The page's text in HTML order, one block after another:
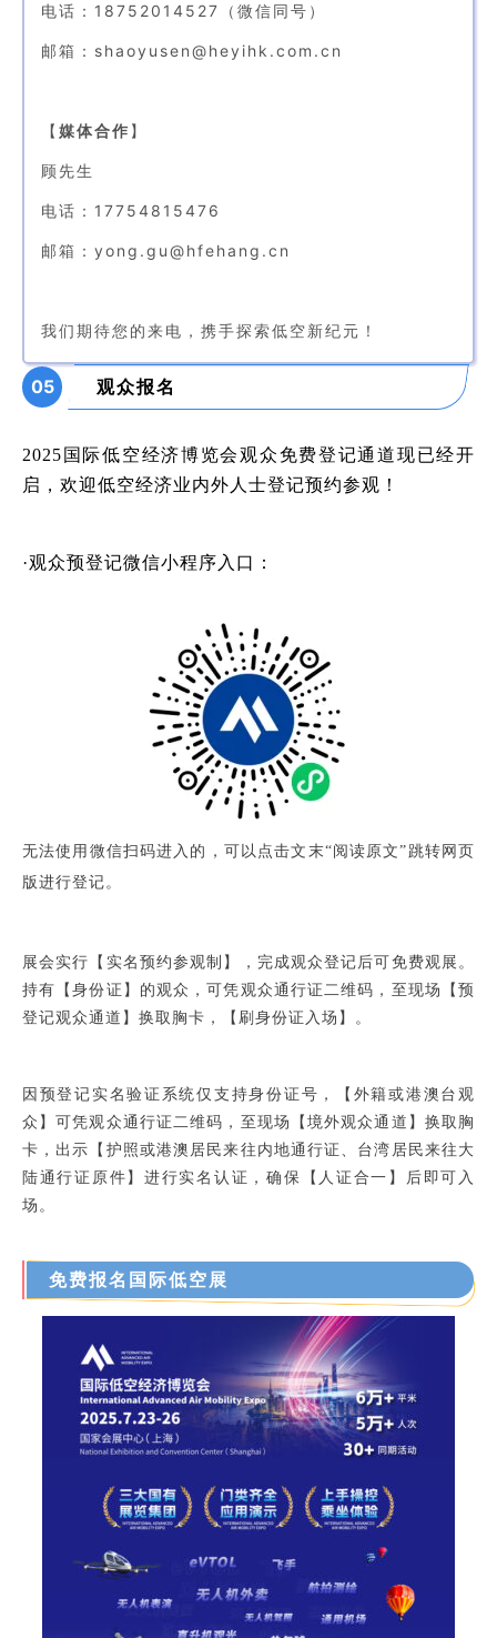
电话：18752014527（微信同号）
邮箱：shaoyusen@heyihk.com.cn
【 媒体合作 】
顾先生
电话：17754815476
邮箱：yong.gu@hfehang.cn
我们期待您的来电，携手探索低空新纪元！
05 观众报名
2025国际低空经济博览会观众免费登记通道现已经开
启，欢迎低空经济业内外人士登记预约参观！
·观众预登记微信小程序入口：
无法使用微信扫码进入的，可以点击文末“阅读原文”跳转网页
版进行登记。
展会实行 【实名预约参观制】，完成观众登记后可免费观展。
持有【身份证】的观众，可凭观众通行证二维码，至现场【预
登记观众通道】换取胸卡，【刷身份证入场】 。
因预登记实名验证系统仅 支持身份证号，
【外籍或港澳台观
众】可凭观众通行证二维码，至现场【境外观众通道】换取胸
卡，出示【护照或港澳居民来往内地通行证、台湾居民来往大
陆通行证原件】进行实名认证，确保【人证合一】后即可入
场。
免费报名国际低空展